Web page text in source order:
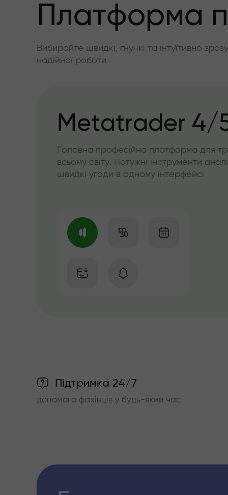
Платформа
Вибирайте швидкі, гнучкі та інтуїтивно
надійної роботи
Metatrader 4/
Головна професійна платформа для
всьому світу. Потужні інструменти
швидкі угоди в одному інтерфейсі
Підтримка 24/7
допомога фахівців у будь-який час